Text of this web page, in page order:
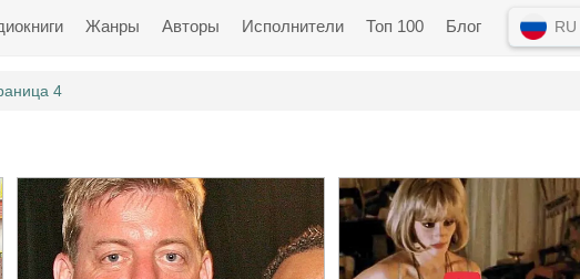
Жанры Авторы Исполнители Топ 100 Блог RU
4